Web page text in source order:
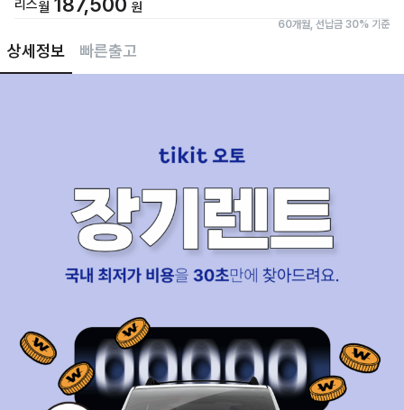
상세정보 빠른출고
리스월 원
60개월, 선납금 30% 기준